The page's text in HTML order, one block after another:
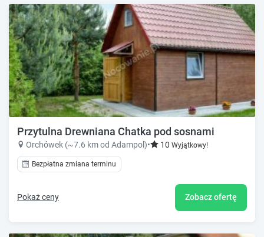
Przytulna Drewniana Chatka pod sosnami
Orchówek (~7.6 km od Adampol)• 10 Wyjątkowy!
Bezpłatna zmiana terminu
Pokaż ceny Zobacz ofertę